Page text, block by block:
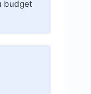
budget